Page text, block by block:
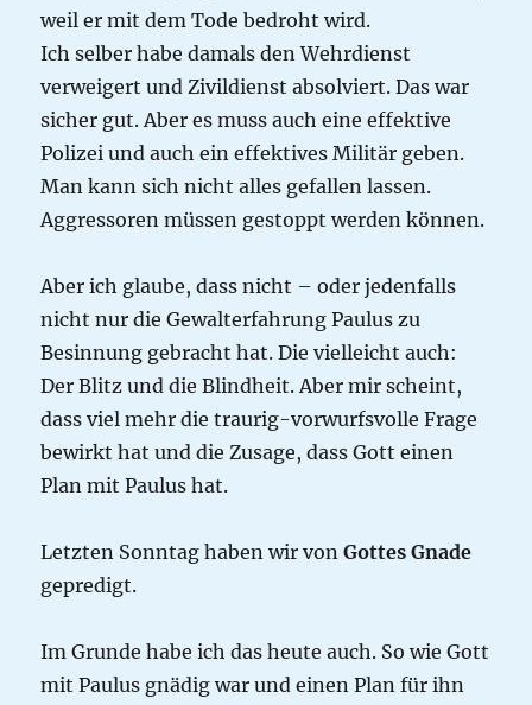
weil er mit dem Tode bedroht wird.
Ich selber habe damals den Wehrdienst
verweigert und Zivildienst absolviert. Das war
sicher gut. Aber es muss auch eine effektive
Polizei und auch ein effektives Militär geben.
Man kann sich nicht alles gefallen lassen.
Aggressoren müssen gestoppt werden können.
Aber ich glaube, dass nicht – oder jedenfalls
nicht nur die Gewalterfahrung Paulus zu
Besinnung gebracht hat. Die vielleicht auch:
Der Blitz und die Blindheit. Aber mir scheint,
dass viel mehr die traurig-vorwurfsvolle Frage
bewirkt hat und die Zusage, dass Gott einen
Plan mit Paulus hat.
Letzten Sonntag haben wir von Gottes Gnade
gepredigt.
Im Grunde habe ich das heute auch. So wie Gott
mit Paulus gnädig war und einen Plan für ihn